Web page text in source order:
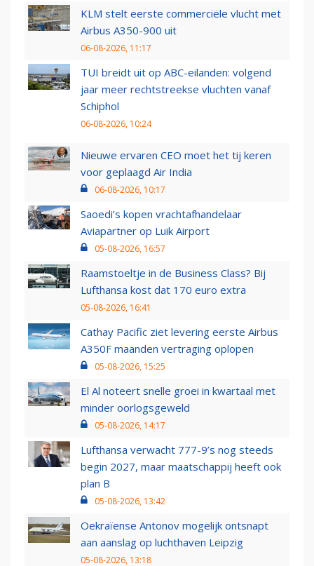
KLM stelt eerste commerciële vlucht met
Airbus A350-900 uit
06-08-2026, 11:17
TUI breidt uit op ABC-eilanden: volgend
jaar meer rechtstreekse vluchten vanaf
Schiphol
06-08-2026, 10:24
Nieuwe ervaren CEO moet het tij keren
voor geplaagd Air India
06-08-2026, 10:17
Saoedi’s kopen vrachtafhandelaar
Aviapartner op Luik Airport
05-08-2026, 16:57
Raamstoeltje in de Business Class? Bij
Lufthansa kost dat 170 euro extra
05-08-2026, 16:41
Cathay Pacific ziet levering eerste Airbus
A350F maanden vertraging oplopen
05-08-2026, 15:25
El Al noteert snelle groei in kwartaal met
minder oorlogsgeweld
05-08-2026, 14:17
Lufthansa verwacht 777-9’s nog steeds
begin 2027, maar maatschappij heeft ook
plan B
05-08-2026, 13:42
Oekraïense Antonov mogelijk ontsnapt
aan aanslag op luchthaven Leipzig
05-08-2026, 13:18